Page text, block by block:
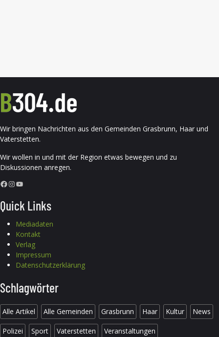
Wir bringen Nachrichten aus den Gemeinden Grasbrunn, Haar und
Vaterstetten.
Wir wollen in und mit der Region etwas bewegen und zu
Diskussionen anregen.
Facebook InstagramYouTube
Quick Links
Mediadaten
Kontakt
Verlag
Impressum
Datenschutzerklärung
Schlagwörter
Alle Artikel Alle Gemeinden Grasbrunn Haar Kultur News
Polizei Sport Vaterstetten Veranstaltungen